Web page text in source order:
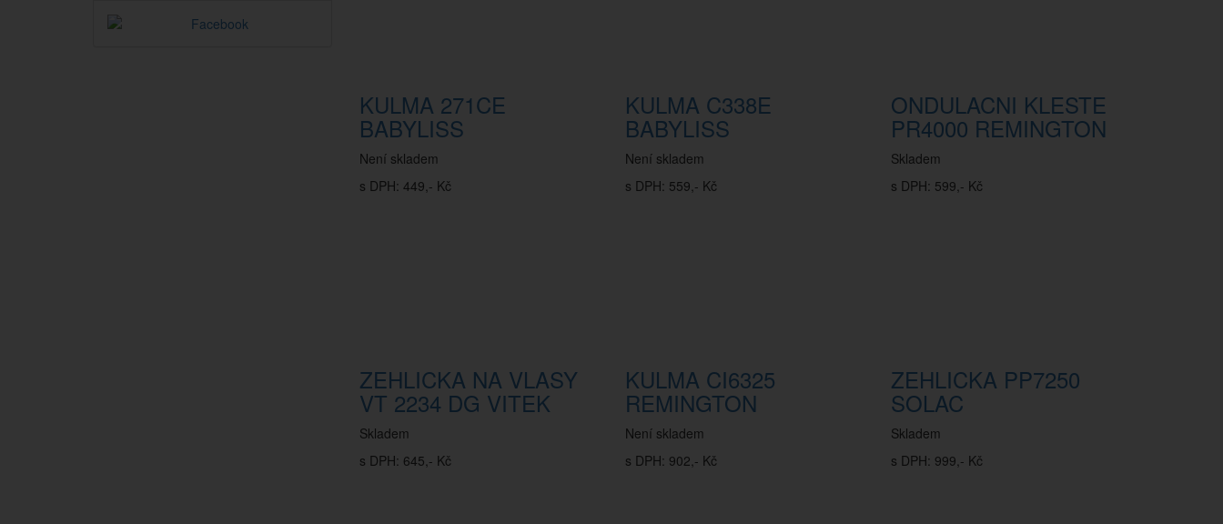
KULMA 271CE
BABYLISS
Není skladem
s DPH: 449,- Kč
KULMA C338E
BABYLISS
Není skladem
s DPH: 559,- Kč
ONDULACNI KLESTE
PR4000 REMINGTON
Skladem
s DPH: 599,- Kč
ZEHLICKA NA VLASY
VT 2234 DG VITEK
Skladem
s DPH: 645,- Kč
KULMA CI6325
REMINGTON
Není skladem
s DPH: 902,- Kč
ZEHLICKA PP7250
SOLAC
Skladem
s DPH: 999,- Kč